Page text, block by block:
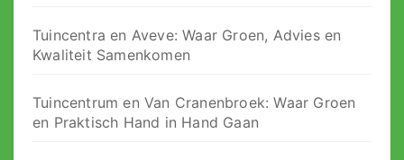
Tuincentra en Aveve: Waar Groen, Advies en
Kwaliteit Samenkomen
Tuincentrum en Van Cranenbroek: Waar Groen
en Praktisch Hand in Hand Gaan